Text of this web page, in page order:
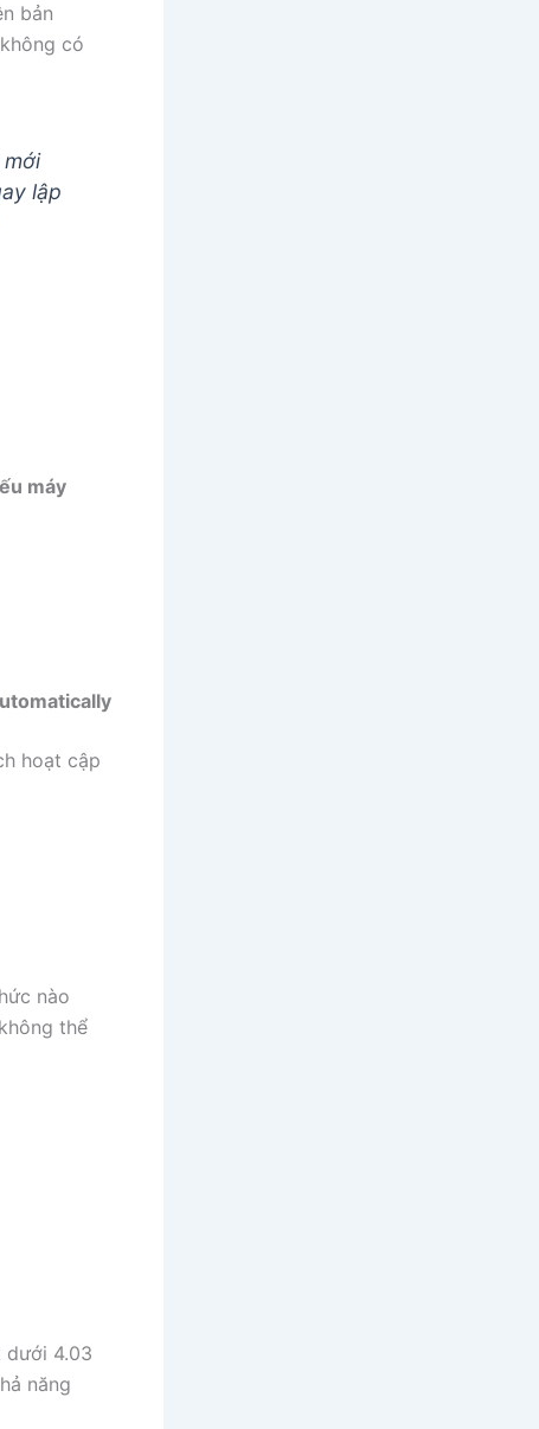
bản
có
lập
máy
hoạt cập
nào
thể
dưới 4.03
năng